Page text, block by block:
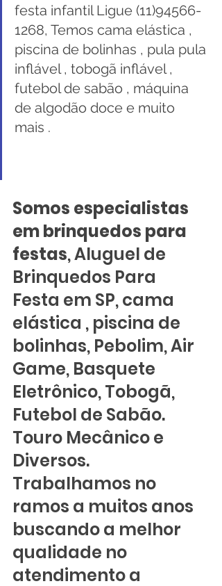
festa infantil Ligue (11)94566-
1268, Temos cama elástica ,
piscina de bolinhas , pula pula
inflável , tobogã inflável ,
futebol de sabão , máquina
de algodão doce e muito
mais .
Somos especialistas
em brinquedos para
festas, Aluguel de
Brinquedos Para
Festa em SP, cama
elástica , piscina de
bolinhas, Pebolim, Air
Game, Basquete
Eletrônico, Tobogã,
Futebol de Sabão.
Touro Mecânico e
Diversos.
Trabalhamos no
ramos a muitos anos
buscando a melhor
qualidade no
atendimento a